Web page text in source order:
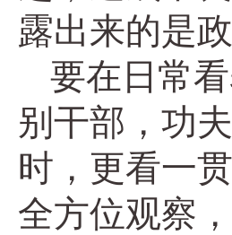
露出来的是
要在日常
别干部，功
时，更看一
全方位观察